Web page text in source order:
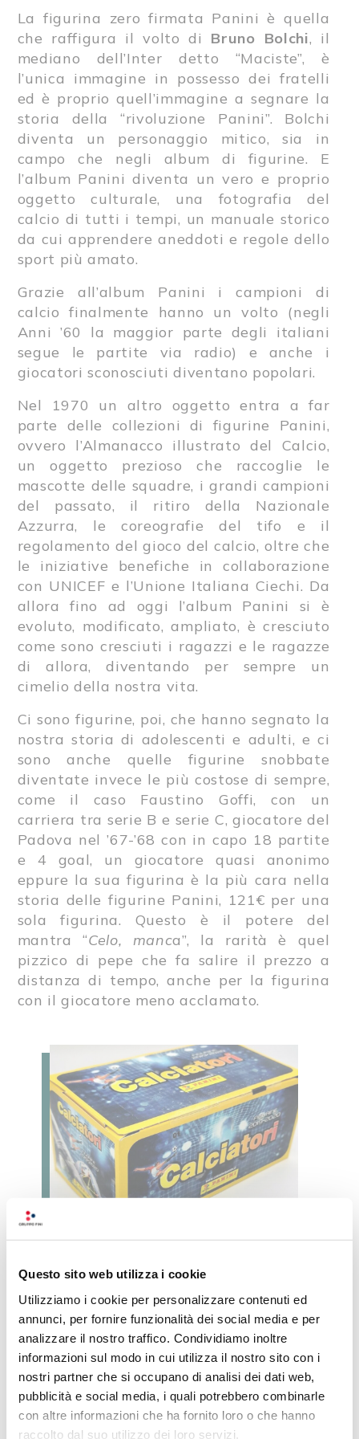
Questo sito web utilizza i cookie
Utilizziamo i cookie per personalizzare contenuti ed
annunci, per fornire funzionalità dei social media e per
analizzare il nostro traffico. Condividiamo inoltre
informazioni sul modo in cui utilizza il nostro sito con i
nostri partner che si occupano di analisi dei dati web,
pubblicità e social media, i quali potrebbero combinarle
con altre informazioni che ha fornito loro o che hanno
raccolto dal suo utilizzo dei loro servizi.
La figurina zero firmata Panini è quella
che raffigura il volto di Bruno Bolchi, il
mediano dell’Inter detto “Maciste”, è
l’unica immagine in possesso dei fratelli
ed è proprio quell’immagine a segnare la
storia della “rivoluzione Panini”. Bolchi
diventa un personaggio mitico, sia in
campo che negli album di figurine. E
l’album Panini diventa un vero e proprio
oggetto culturale, una fotografia del
calcio di tutti i tempi, un manuale storico
da cui apprendere aneddoti e regole dello
sport più amato.
Grazie all’album Panini i campioni di
calcio finalmente hanno un volto (negli
Anni ’60 la maggior parte degli italiani
segue le partite via radio) e anche i
giocatori sconosciuti diventano popolari.
Nel 1970 un altro oggetto entra a far
parte delle collezioni di figurine Panini,
ovvero l’Almanacco illustrato del Calcio,
un oggetto prezioso che raccoglie le
mascotte delle squadre, i grandi campioni
del passato, il ritiro della Nazionale
Azzurra, le coreografie del tifo e il
regolamento del gioco del calcio, oltre che
le iniziative benefiche in collaborazione
con UNICEF e l’Unione Italiana Ciechi. Da
allora fino ad oggi l’album Panini si è
evoluto, modificato, ampliato, è cresciuto
come sono cresciuti i ragazzi e le ragazze
di allora, diventando per sempre un
cimelio della nostra vita.
Ci sono figurine, poi, che hanno segnato la
nostra storia di adolescenti e adulti, e ci
sono anche quelle figurine snobbate
diventate invece le più costose di sempre,
come il caso Faustino Goffi, con un
carriera tra serie B e serie C, giocatore del
Padova nel ’67-’68 con in capo 18 partite
e 4 goal, un giocatore quasi anonimo
eppure la sua figurina è la più cara nella
storia delle figurine Panini, 121€ per una
sola figurina. Questo è il potere del
mantra “Celo, manca”, la rarità è quel
pizzico di pepe che fa salire il prezzo a
distanza di tempo, anche per la figurina
con il giocatore meno acclamato.
Il bello delle imperfezioni
Dal suo primo successo, ogni anno, la
nuova edizione dell’albumCalciatori
Paniniè attesa con eccitazione, chissà
quali novità raccoglierà questo oggetto